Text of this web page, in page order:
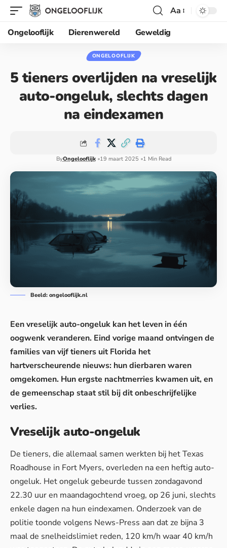
Aa
Ongelooflijk
Dierenwereld Geweldig
ONGELOOFLIJK
5 tieners overlijden na vreselijk
auto-ongeluk, slechts dagen
na eindexamen
ByOngelooflijk 19 maart 2025 1 Min Read
Beeld: ongelooflijk.nl
Een vreselijk auto-ongeluk kan het leven in één
oogwenk veranderen. Eind vorige maand ontvingen de
families van vijf tieners uit Florida het
hartverscheurende nieuws: hun dierbaren waren
omgekomen. Hun ergste nachtmerries kwamen uit, en
de gemeenschap staat stil bij dit onbeschrijfelijke
verlies.
Vreselijk auto-ongeluk
De tieners, die allemaal samen werkten bij het Texas
Roadhouse in Fort Myers, overleden na een heftig auto-
ongeluk. Het ongeluk gebeurde tussen zondagavond
22.30 uur en maandagochtend vroeg, op 26 juni, slechts
enkele dagen na hun eindexamen. Onderzoek van de
politie toonde volgens News-Press aan dat ze bijna 3
maal de snelheidslimiet reden, 120 km/h waar 40 km/h